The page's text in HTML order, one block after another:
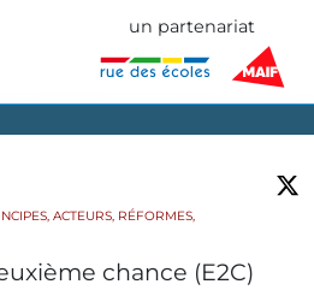
un partenariat
ACTEURS, RÉFORMES,
chance (E2C)